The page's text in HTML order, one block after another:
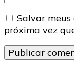
Salvar
próxima vez